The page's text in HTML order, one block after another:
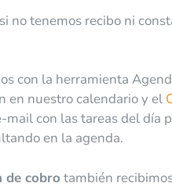
si no tenemos recibo ni
con la herramienta
en nuestro calendario y el
mail con las tareas del día
en la agenda.
de cobro también